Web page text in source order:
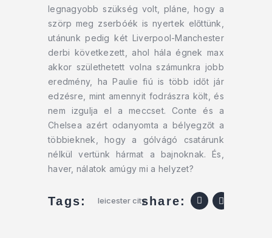
legnagyobb szükség volt, pláne, hogy a
szörp meg zserbóék is nyertek előttünk,
utánunk pedig két Liverpool-Manchester
derbi következett, ahol hála égnek max
akkor születhetett volna számunkra jobb
eredmény, ha Paulie fiú is több időt jár
edzésre, mint amennyit fodrászra költ, és
nem izgulja el a meccset. Conte és a
Chelsea azért odanyomta a bélyegzőt a
többieknek, hogy a gólvágó csatárunk
nélkül vertünk hármat a bajnoknak. És,
haver, nálatok amúgy mi a helyzet?
Tags: leicester cityshare: